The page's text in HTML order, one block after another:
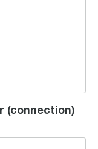
(connection)
1926 PDC)